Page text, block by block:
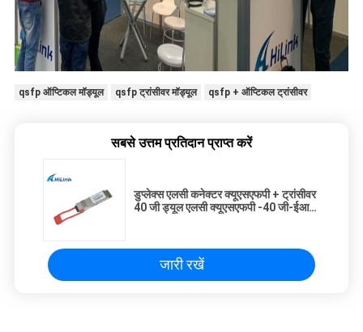
qsfp ऑप्टिकल मॉड्यूल qsfp ट्रांसीवर मॉड्यूल qsfp + ऑप्टिकल ट्रांसीवर
सबसे उत्तम प्रतिदान प्राप्त करें
डुप्लेक्स एलसी कनेक्टर क्यूएसएफपी + ट्रांसीवर
40 जी ड्यूल एलसी क्यूएसएफपी -40 जी-ईआर
जारी रखें